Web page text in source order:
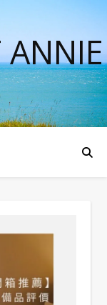
ANNIE